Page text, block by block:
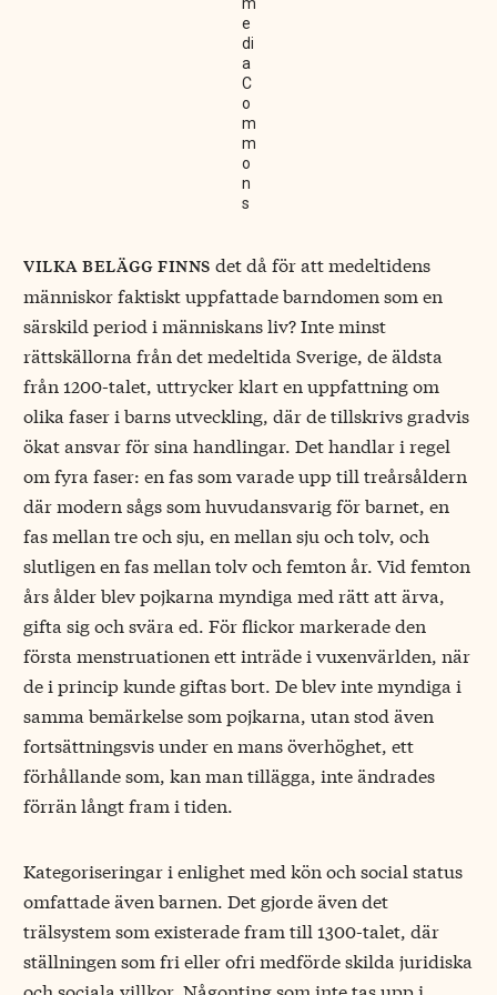
e
di
a
C
o
m
m
o
n
s
vilka belägg finns det då för att medeltidens
människor faktiskt uppfattade barndomen som en
särskild period i människans liv? Inte minst
rättskällorna från det medeltida Sverige, de äldsta
från 1200-talet, uttrycker klart en uppfattning om
olika faser i barns utveckling, där de tillskrivs gradvis
ökat ansvar för sina handlingar. Det handlar i regel
om fyra faser: en fas som varade upp till treårsåldern
där modern sågs som huvudansvarig för barnet, en
fas mellan tre och sju, en mellan sju och tolv, och
slutligen en fas mellan tolv och femton år. Vid femton
års ålder blev pojkarna myndiga med rätt att ärva,
gifta sig och svära ed. För flickor markerade den
första menstruationen ett inträde i vuxenvärlden, när
de i princip kunde giftas bort. De blev inte myndiga i
samma bemärkelse som pojkarna, utan stod även
fortsättningsvis under en mans överhöghet, ett
förhållande som, kan man tillägga, inte ändrades
förrän långt fram i tiden.
Kategoriseringar i enlighet med kön och social status
omfattade även barnen. Det gjorde även det
trälsystem som existerade fram till 1300-talet, där
ställningen som fri eller ofri medförde skilda juridiska
och sociala villkor. Någonting som inte tas upp i